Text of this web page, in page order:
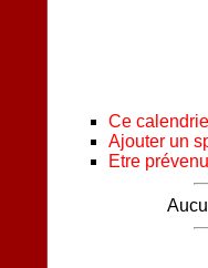
Ce
Ajouter un
Etre